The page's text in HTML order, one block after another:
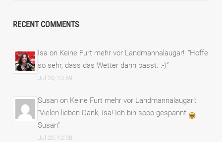
RECENT COMMENTS
Isa on Keine Furt mehr vor Landmannalaugar!: “Hoffe
so sehr, dass das Wetter dann passt. :-)”
Jul 20, 13:59
Susan on Keine Furt mehr vor Landmannalaugar!:
“Vielen lieben Dank, Isa! Ich bin sooo gespannt
Susan”
Jul 20, 12:38